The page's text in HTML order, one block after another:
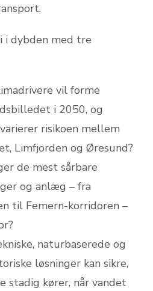
i dybden med tre
vil forme
i 2050, og
risikoen mellem
Limfjorden og Øresund?
de mest sårbare
og anlæg – fra
til Femern-korridoren –
naturbaserede og
løsninger kan sikre,
stadig kører, når vandet